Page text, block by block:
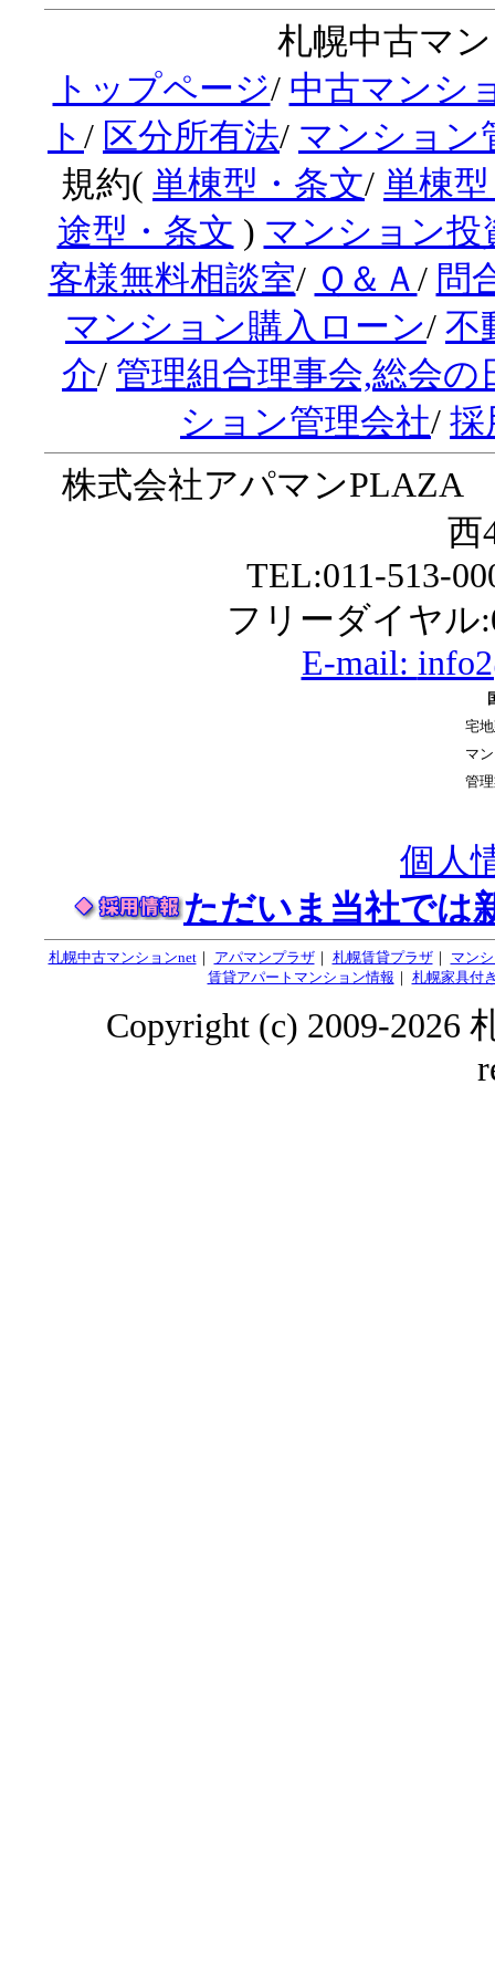
札幌中古マ
トップページ/ 中古マンシ
ト / 区分所有法/ マンション
規約( 単棟型・条文/ 単棟
途型・条文 ) マンション投
客様無料相談室/ Ｑ＆Ａ / 問
マンション購入ローン/ 不
介/ 管理組合理事会,総会の
ション管理会社/ 採
株式会社アパマン
西
TEL:011-513-
フリーダイヤル
E-mail:
宅
マ
管
個人
ただいま当社では
札幌中古マンションnet｜ アパマンプラザ｜ 札幌賃貸プラザ｜ マン
賃貸アパートマンション情報 ｜ 札幌家具付
Copyright (c) 2009-2026